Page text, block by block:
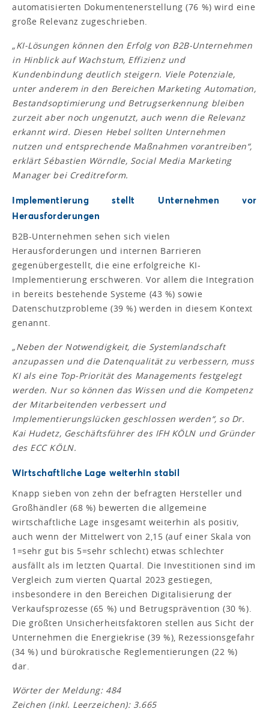
automatisierten Dokumentenerstellung (76 %) wird eine
große Relevanz zugeschrieben.
„KI-Lösungen können den Erfolg von B2B-Unternehmen
in Hinblick auf Wachstum, Effizienz und
Kundenbindung deutlich steigern. Viele Potenziale,
unter anderem in den Bereichen Marketing Automation,
Bestandsoptimierung und Betrugserkennung bleiben
zurzeit aber noch ungenutzt, auch wenn die Relevanz
erkannt wird. Diesen Hebel sollten Unternehmen
nutzen und entsprechende Maßnahmen vorantreiben“,
erklärt Sébastien Wörndle, Social Media Marketing
Manager bei Creditreform.
Implementierung stellt Unternehmen vor
Herausforderungen
B2B-Unternehmen sehen sich vielen
Herausforderungen und internen Barrieren
gegenübergestellt, die eine erfolgreiche KI-
Implementierung erschweren. Vor allem die Integration
in bereits bestehende Systeme (43 %) sowie
Datenschutzprobleme (39 %) werden in diesem Kontext
genannt.
„Neben der Notwendigkeit, die Systemlandschaft
anzupassen und die Datenqualität zu verbessern, muss
KI als eine Top-Priorität des Managements festgelegt
werden. Nur so können das Wissen und die Kompetenz
der Mitarbeitenden verbessert und
Implementierungslücken geschlossen werden“, so Dr.
Kai Hudetz, Geschäftsführer des IFH KÖLN und Gründer
des ECC KÖLN.
Wirtschaftliche Lage weiterhin stabil
Knapp sieben von zehn der befragten Hersteller und
Großhändler (68 %) bewerten die allgemeine
wirtschaftliche Lage insgesamt weiterhin als positiv,
auch wenn der Mittelwert von 2,15 (auf einer Skala von
1=sehr gut bis 5=sehr schlecht) etwas schlechter
ausfällt als im letzten Quartal. Die Investitionen sind im
Vergleich zum vierten Quartal 2023 gestiegen,
insbesondere in den Bereichen Digitalisierung der
Verkaufsprozesse (65 %) und Betrugsprävention (30 %).
Die größten Unsicherheitsfaktoren stellen aus Sicht der
Unternehmen die Energiekrise (39 %), Rezessionsgefahr
(34 %) und bürokratische Reglementierungen (22 %)
dar.
Wörter der Meldung: 484
Zeichen (inkl. Leerzeichen): 3.665